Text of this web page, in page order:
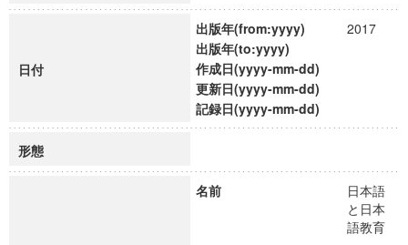
日付
出版年(from:yyyy)
2017
出版年(to:yyyy)
作成日(yyyy-mm-dd)
更新日(yyyy-mm-dd)
記録日(yyyy-mm-dd)
形態
名前
日本語
と日本
語教育